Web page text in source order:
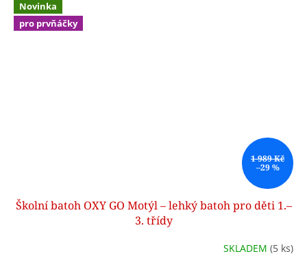
Novinka
pro prvňáčky
1 989 Kč
–29 %
Školní batoh OXY GO Motýl – lehký batoh pro děti 1.–
3. třídy
SKLADEM (5 ks)